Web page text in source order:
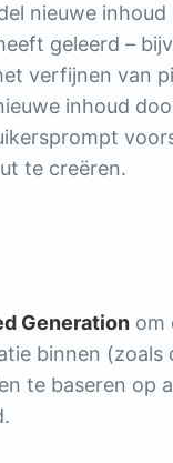
nieuwe
geleerd –
verfijnen van
inhoud
te creëren.
Generation om
binnen (zoals
te baseren op